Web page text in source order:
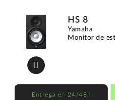
HS 8
Yamaha
Monitor de
Entrega en 24/48h